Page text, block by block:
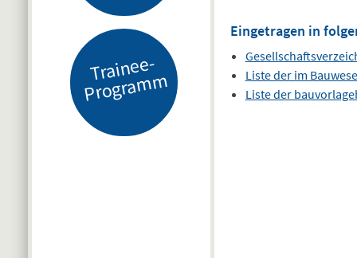
Tr
ai
n
e
e-
Pr
o
gr
a
m
m
Eingetragen in
Liste der im
Liste der